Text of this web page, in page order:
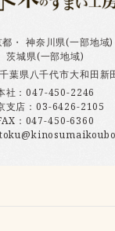
・ 神奈川県(一部地域)
茨城県(一部地域)
葉県八千代市大和田新
社：047-450-2246
支店：03-6426-2105
：047-450-6360